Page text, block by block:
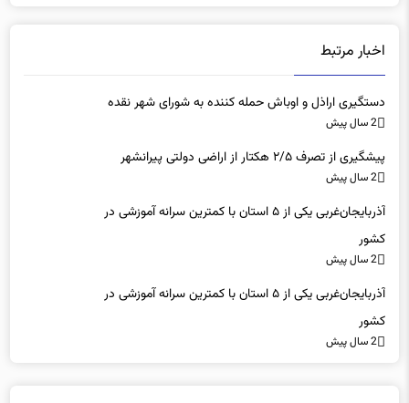
اخبار مرتبط
دستگیری اراذل و اوباش حمله کننده به شورای شهر نقده
2 سال پیش
پیشگیری از تصرف ۲/۵ هکتار از اراضی دولتی پیرانشهر
کشور
کشور